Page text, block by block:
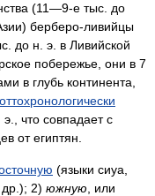
(11—9‑е тыс. до
берберо-ливийцы
до н. э. в Ливийской
побережье, они в 7
в глубь континента,
что совпадает с
от египтян.
(языки сиуа,
2) южную , или